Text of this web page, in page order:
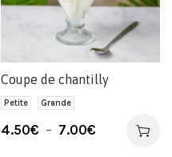
Coupe de chantilly
Petite Grande
4.50€ – 7.00€